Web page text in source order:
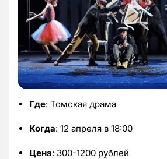
Где: Томская драма
Когда: 12 апреля в 18:00
Цена: 300-1200 рублей